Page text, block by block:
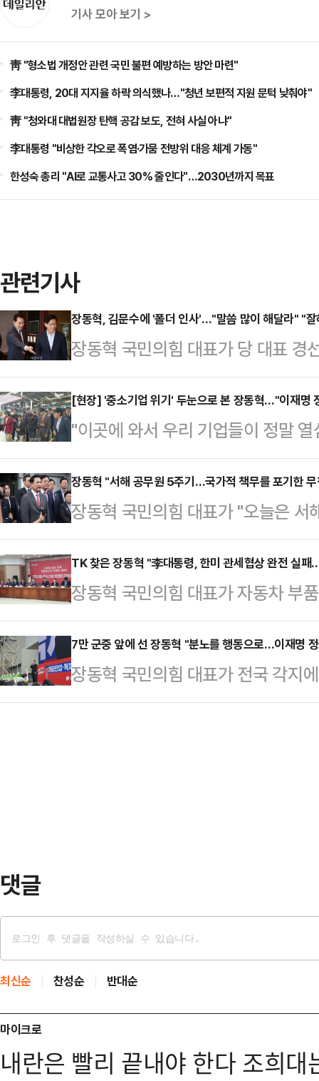
기사 모아 보기 >
靑 "형소법 개정안 관련 국민 불편 예방하는 방안 마련"
李대통령, 20대 지지율 하락 의식했나…"청년 보편적 지원 문턱 낮춰야"
靑 "청와대 대법원장 탄핵 공감 보도, 전혀 사실 아냐"
李대통령 "비상한 각오로 폭염·가뭄 전방위 대응 체계 가동"
한성숙 총리 "AI로 교통사고 30% 줄인다"…2030년까지 목표
관련기사
장동혁, 김문수에 '폴더 인사'…"말씀 많이 해달라" "
장동혁 국민의힘 대표가 당 대표 경
관과 오찬을 갖고 당의 단합을 위해
표는 23일 여의도의 한 중식당에서
어렵고 국정 상황도 녹록지 않은 상
를 구할 겸 뵙자고 청을 드렸는데
김 전 장관은 "열심히 잘하고 계시
장 대표는 오찬 이후 취재진을 만나
여러…
[현장] '중소기업 위기' 두눈으로 본 장동혁…"이재명
"이곳에 와서 우리 기업들이 정말
침을 하지 못하고 있단 생각이 든다
는지 정부에 되묻고 싶다."22일 오
기업인 일지테크의 생산공정을 돌
꺼낸 한 마디다. 이 얘기를 꺼내는
대규모 장외집회 연단에 올랐을 때
1986년에 설립된 자동차 자체 보
자동차용 프레스판…
장동혁 "서해 공무원 5주기…국가적 책무를 포기한
장동혁 국민의힘 대표가 "오늘은
고(故) 이대준씨의 영면을 기원한
북을 통해 "5년 전 문재인 정부는
월북으로 날조까지 했다"며 "국민
무책임의 극치"라고 적었다.이어 "
않고 있다"며 "검찰은 오늘 유가족
거 불충분으로 불기소 처분했다"고
지원 더불어민주당…
TK 찾은 장동혁 "李대통령, 한미 관세협상 완전 실
장동혁 국민의힘 대표가 자동차 부
이재명 대통령의 한미 관세협상으
을 지적하면서 "기업과 국민들은
지난번 한미 정상이 만났을 땐 도대
다"고 비판했다.장동혁 대표는 22
7만 군중 앞에 선 장동혁 "분노를 행동으로…이재명
장동혁 국민의힘 대표가 전국 각지
앞에서 이재명 정권과 더불어민주
댓글
최신순 찬성순 반대순
마이크로
내란은 빨리 끝내야 한다 조희